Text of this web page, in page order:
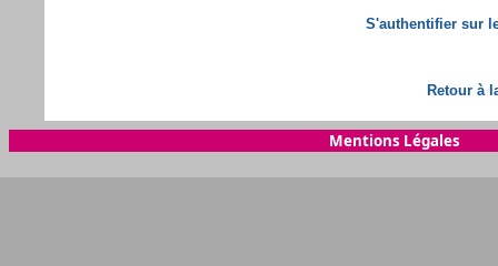
S'authentifier sur
Retour à
Mentions Légales